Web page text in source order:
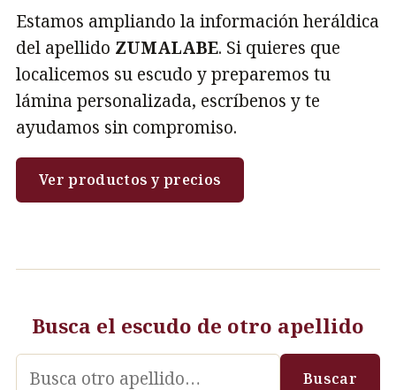
Estamos ampliando la información heráldica
del apellido ZUMALABE. Si quieres que
localicemos su escudo y preparemos tu
lámina personalizada, escríbenos y te
ayudamos sin compromiso.
Ver productos y precios
Busca el escudo de otro apellido
Apellido
Buscar